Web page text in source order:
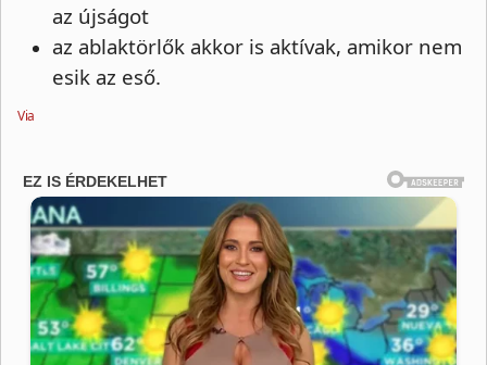
az újságot
az ablaktörlők akkor is aktívak, amikor nem
esik az eső.
Via